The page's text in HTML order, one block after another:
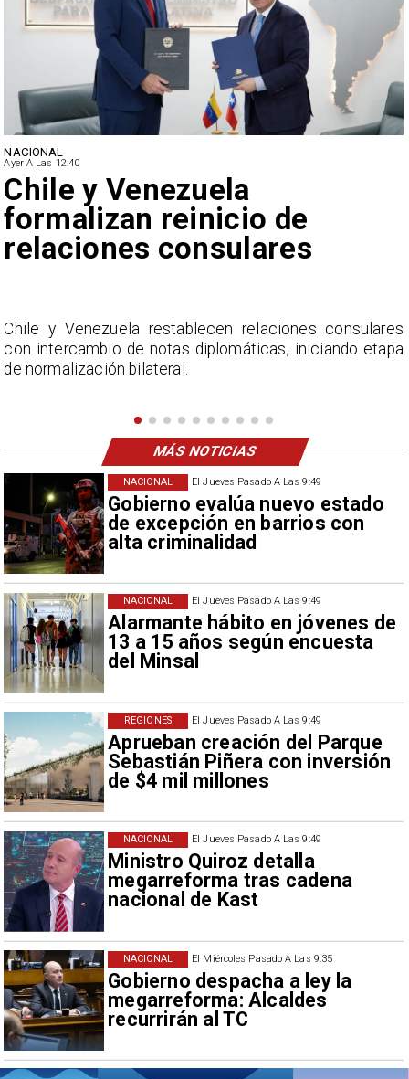
El Jueves Pasado A Las 9:49
Gobierno evalúa nuevo estado
de excepción en barrios con
alta criminalidad
NACIONAL
El Jueves Pasado A Las 9:49
Alarmante hábito en jóvenes de
13 a 15 años según encuesta
del Minsal
NACIONAL
El Jueves Pasado A Las 9:49
Aprueban creación del Parque
Sebastián Piñera con inversión
de $4 mil millones
REGIONES
El Jueves Pasado A Las 9:49
Ministro Quiroz detalla
megarreforma tras cadena
nacional de Kast
NACIONAL
El Miércoles Pasado A Las 9:35
Gobierno despacha a ley la
megarreforma: Alcaldes
recurrirán al TC
NACIONAL
NACIONAL
Ayer A Las 12:40
Feriantes rechazan dichos
de Camila Flores sobre
Fabiola Campillai
La Confederación Nacional de Ferias Libres (ASOF)
considera inaceptable que se refieran a Fabiola
Campillai como 'señora de feria', expresión utilizada
MÁS NOTICIAS